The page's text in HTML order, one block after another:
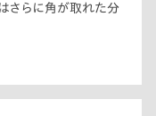
さらに角が取れた分